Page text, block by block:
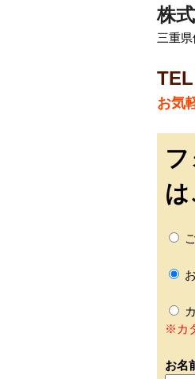
株
三重
お気
※カ
お名